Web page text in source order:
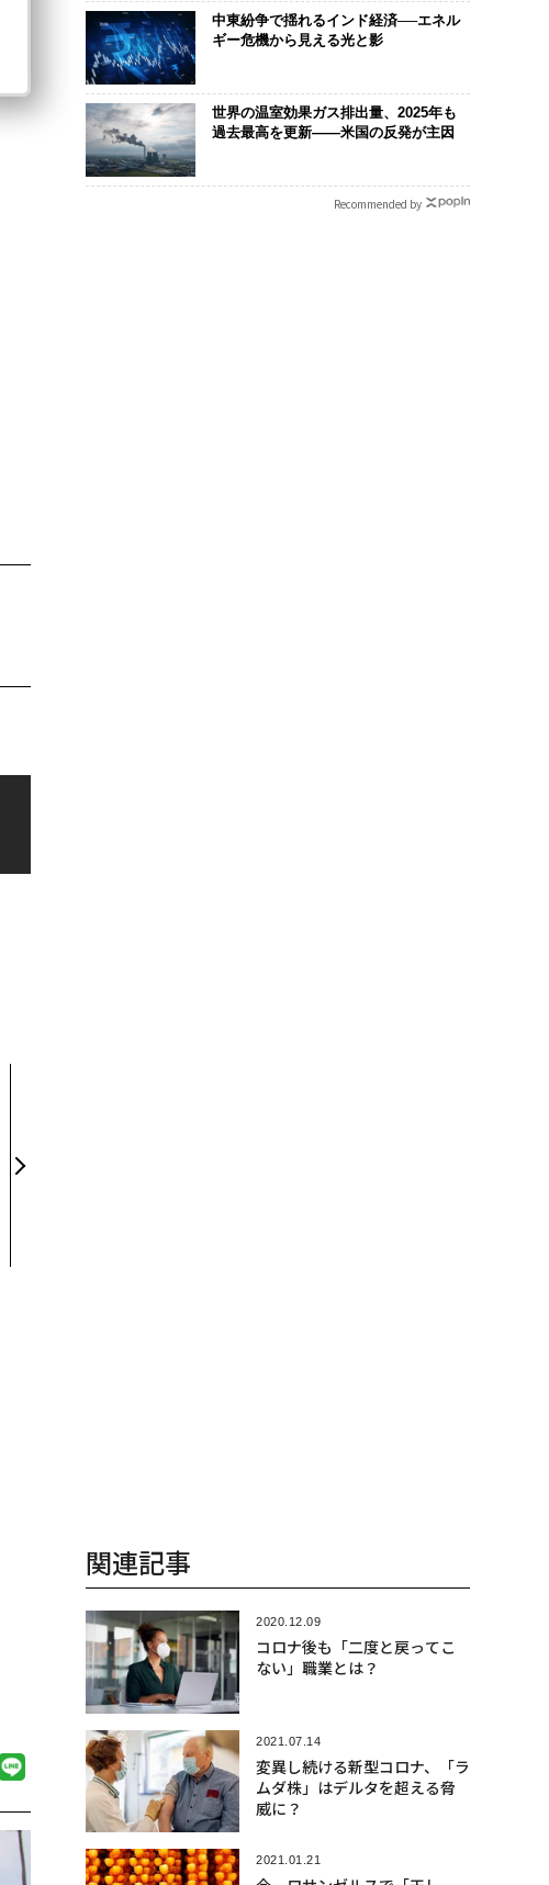
中東紛争で揺れるインド経済──エネル
ギー危機から見える光と影
世界の温室効果ガス排出量、2025年も
過去最高を更新——米国の反発が主因
Recommended by
関連記事
2020.12.09
コロナ後も「二度と戻ってこ
ない」職業とは？
2021.07.14
変異し続ける新型コロナ、「ラ
ムダ株」はデルタを超える脅
威に？
2021.01.21